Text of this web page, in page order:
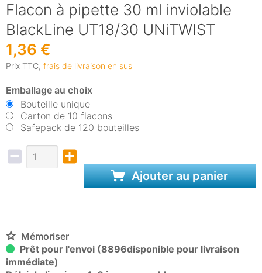
Flacon à pipette 30 ml inviolable
BlackLine UT18/30 UNiTWIST
1,36 €
Prix TTC, frais de livraison en sus
Emballage au choix
Bouteille unique
Carton de 10 flacons
Safepack de 120 bouteilles
Ajouter au panier
Mémoriser
Prêt pour l'envoi (8896disponible pour livraison
immédiate)